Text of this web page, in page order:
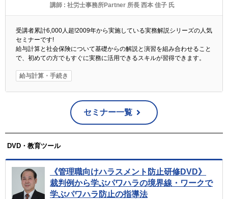
講師 :社労士事務所Partner 所長 西本 佳子 氏
受講者累計6,000人超!2009年から実施している実務解説シリーズの人気
セミナーです!
給与計算と社会保険について基礎からの解説と演習を組み合わせること
で、初めての方でもすぐに実務に活用できるスキルが習得できます。
給与計算・手続き
セミナー一覧
DVD・教育ツール
《管理職向けハラスメント防止研修DVD》
裁判例から学ぶパワハラの境界線・ワークで
学ぶパワハラ防止の指導法